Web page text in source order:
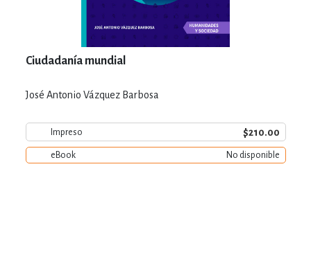
Ciudadanía mundial
José Antonio Vázquez Barbosa
Impreso $210.00
eBook No disponible